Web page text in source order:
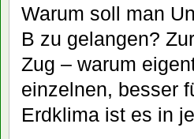
Warum soll man
B zu gelangen?
Zug – warum
einzelnen, besser
Erdklima ist es in